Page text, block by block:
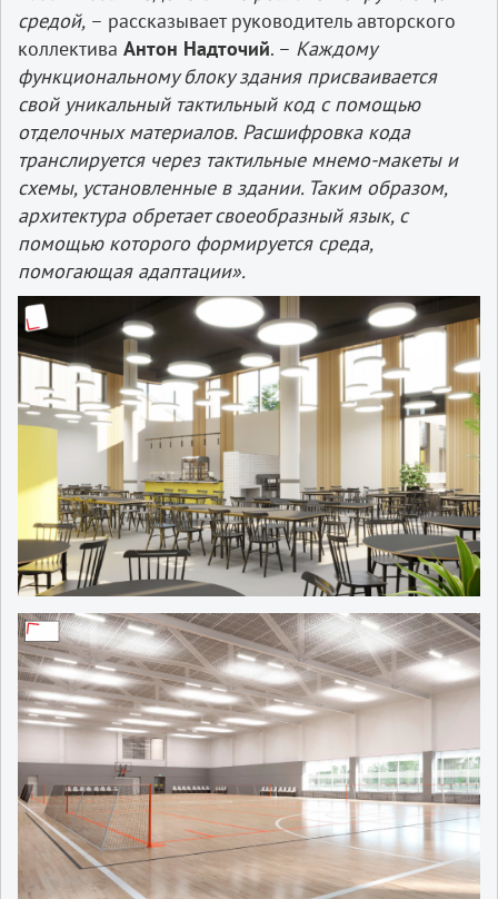
средой, – рассказывает руководитель авторского
коллектива Антон Надточий. – Каждому
функциональному блоку здания присваивается
свой уникальный тактильный код с помощью
отделочных материалов. Расшифровка кода
транслируется через тактильные мнемо-макеты и
схемы, установленные в здании. Таким образом,
архитектура обретает своеобразный язык, с
помощью которого формируется среда,
помогающая адаптации».